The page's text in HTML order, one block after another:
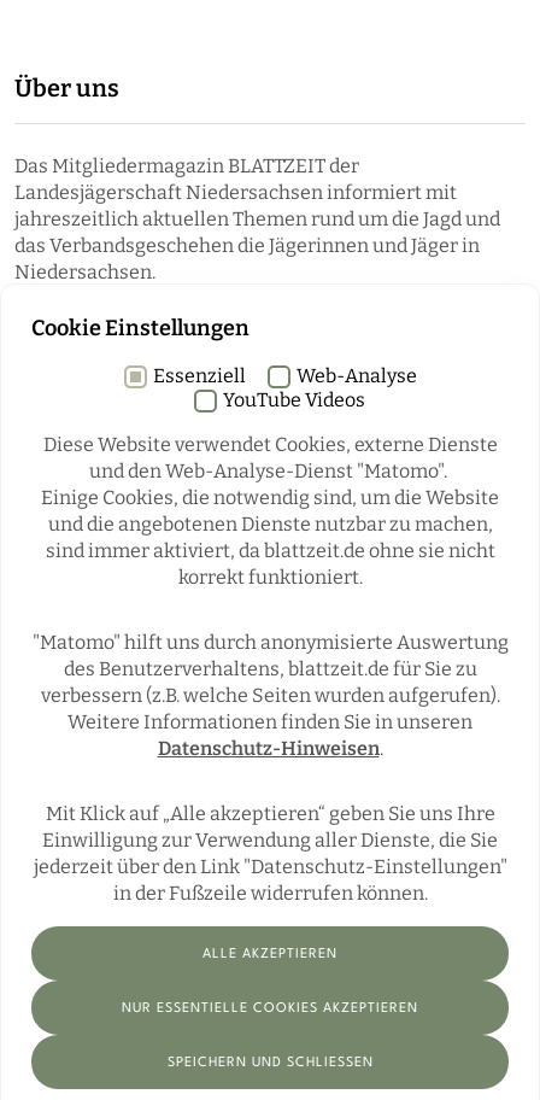
Über uns
Das Mitgliedermagazin BLATTZEIT der
Landesjägerschaft Niedersachsen informiert mit
jahreszeitlich aktuellen Themen rund um die Jagd und
das Verbandsgeschehen die Jägerinnen und Jäger in
Niedersachsen.
Rubriken
ÜBERREGIONAL
REPORTAGEN
WILDTIERE
ÜBRIGENS
© Blattzeit 2026 Alle Rechte vorbehalten
Impressum Datenschutz-Einstellungen
Cookie Einstellungen
Essenziell
Web-Analyse
YouTube Videos
Diese Website verwendet Cookies, externe Dienste
und den Web-Analyse-Dienst "Matomo".
Einige Cookies, die notwendig sind, um die Website
und die angebotenen Dienste nutzbar zu machen,
sind immer aktiviert, da blattzeit.de ohne sie nicht
korrekt funktioniert.
"Matomo" hilft uns durch anonymisierte Auswertung
des Benutzerverhaltens, blattzeit.de für Sie zu
verbessern (z.B. welche Seiten wurden aufgerufen).
Weitere Informationen finden Sie in unseren
Datenschutz-Hinweisen.
Mit Klick auf „Alle akzeptieren“ geben Sie uns Ihre
Einwilligung zur Verwendung aller Dienste, die Sie
jederzeit über den Link "Datenschutz-Einstellungen"
in der Fußzeile widerrufen können.
ALLE AKZEPTIEREN
NUR ESSENTIELLE COOKIES AKZEPTIEREN
SPEICHERN UND SCHLIESSEN